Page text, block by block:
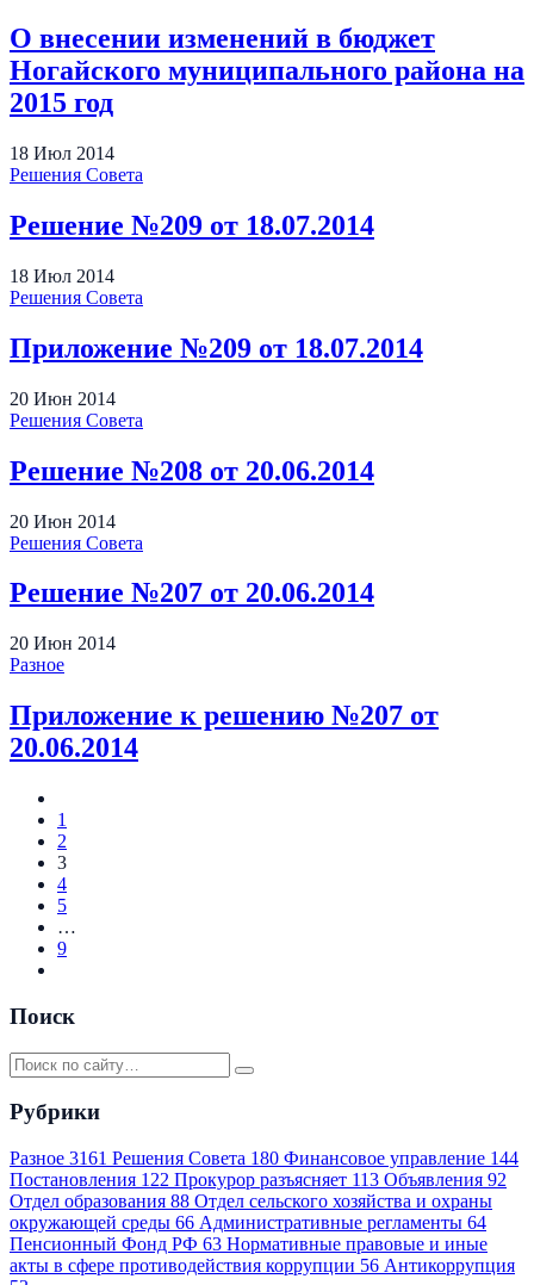
О внесении изменений в бюджет
Ногайского муниципального района на
2015 год
18 Июл 2014
Решения Совета
Решение №209 от 18.07.2014
18 Июл 2014
Решения Совета
Приложение №209 от 18.07.2014
20 Июн 2014
Решения Совета
Решение №208 от 20.06.2014
20 Июн 2014
Решения Совета
Решение №207 от 20.06.2014
20 Июн 2014
Разное
Приложение к решению №207 от
20.06.2014
1
2
3
4
5
…
9
Поиск
Рубрики
Разное 3161 Решения Совета 180 Финансовое управление 144
Постановления 122 Прокурор разъясняет 113 Объявления 92
Отдел образования 88 Отдел сельского хозяйства и охраны
окружающей среды 66 Административные регламенты 64
Пенсионный Фонд РФ 63 Нормативные правовые и иные
акты в сфере противодействия коррупции 56 Антикоррупция